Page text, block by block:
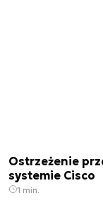
Ostrzeżenie
systemie Cisco
1 min.